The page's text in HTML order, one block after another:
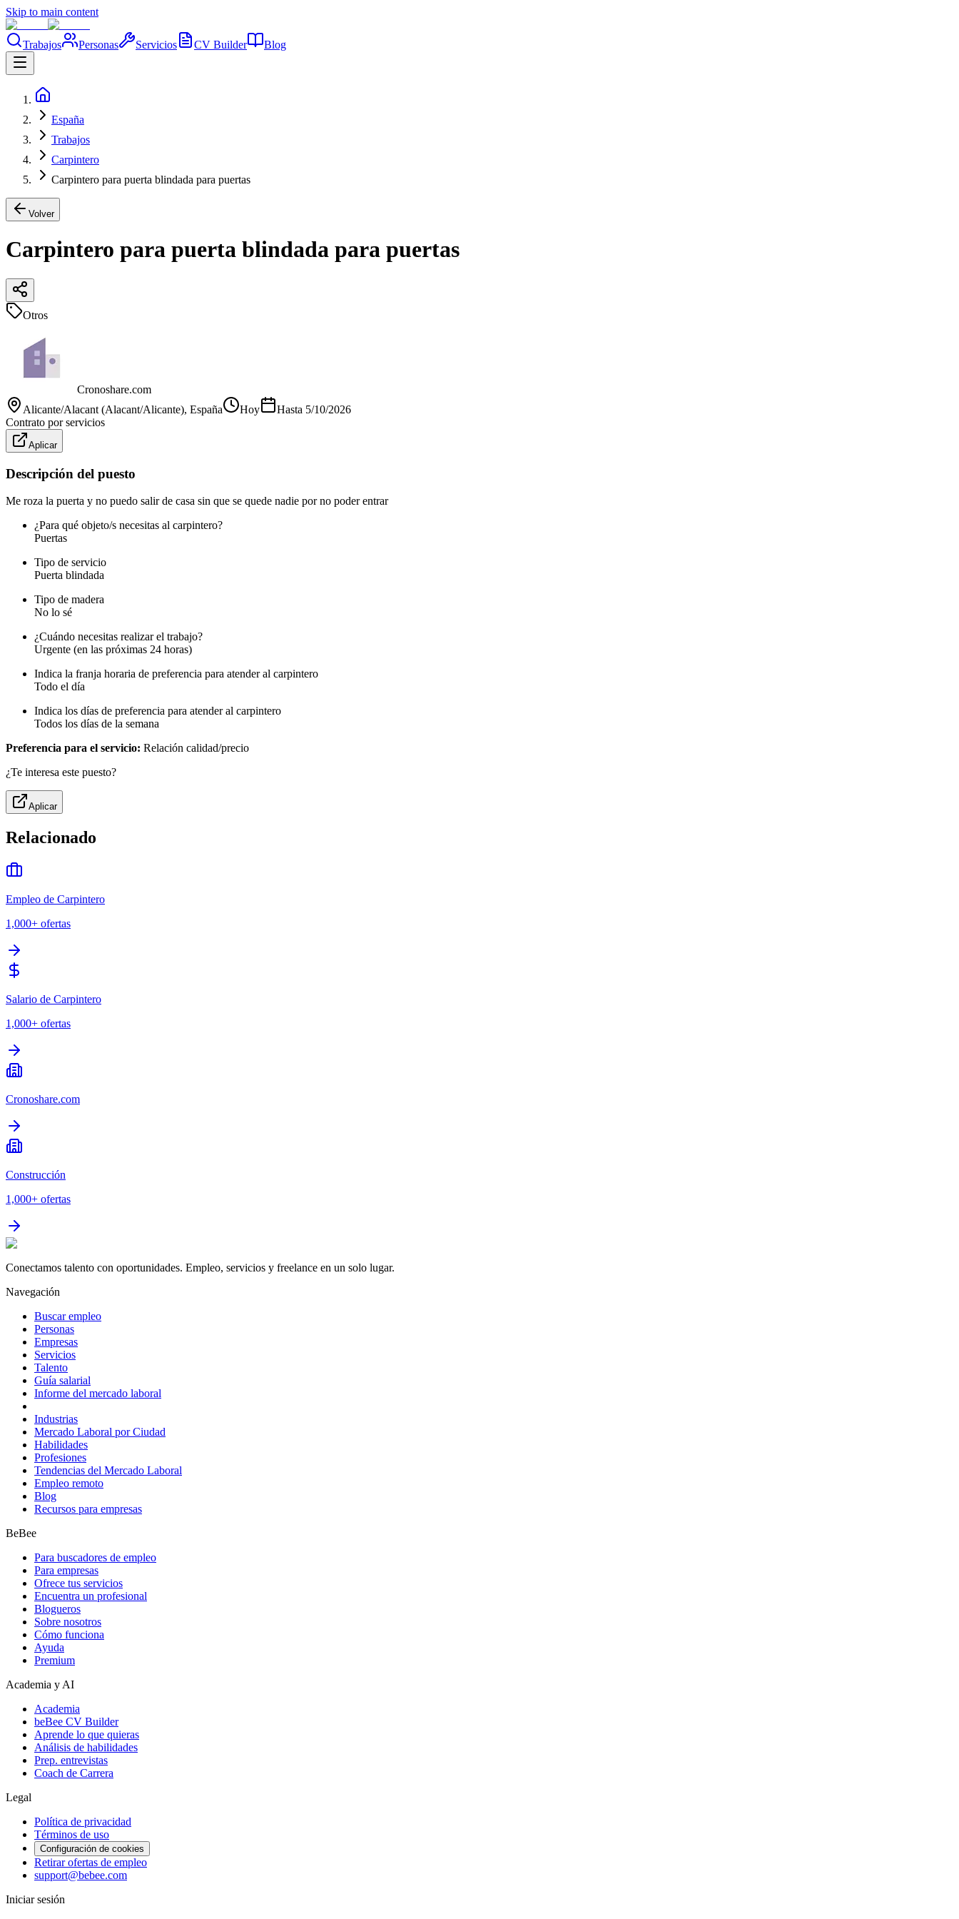
Skip to main content
Trabajos Personas Servicios CV Builder Blog
España
Trabajos
Carpintero
Carpintero para puerta blindada para puertas
Volver
Carpintero para puerta blindada para puertas
Otros
Cronoshare.com
Alicante/Alacant (Alacant/Alicante), España Hoy Hasta 5/10/2026
Contrato por servicios
Aplicar
Descripción del puesto
Me roza la puerta y no puedo salir de casa sin que se quede nadie por no poder entrar
¿Para qué objeto/s necesitas al carpintero?
Puertas
Tipo de servicio
Puerta blindada
Tipo de madera
No lo sé
¿Cuándo necesitas realizar el trabajo?
Urgente (en las próximas 24 horas)
Indica la franja horaria de preferencia para atender al carpintero
Todo el día
Indica los días de preferencia para atender al carpintero
Todos los días de la semana
Preferencia para el servicio: Relación calidad/precio
¿Te interesa este puesto?
Aplicar
Relacionado
Empleo de Carpintero
1,000+ ofertas
Salario de Carpintero
1,000+ ofertas
Cronoshare.com
Construcción
1,000+ ofertas
Conectamos talento con oportunidades. Empleo, servicios y freelance en un solo lugar.
Navegación
Buscar empleo
Personas
Empresas
Servicios
Talento
Guía salarial
Informe del mercado laboral
Industrias
Mercado Laboral por Ciudad
Habilidades
Profesiones
Tendencias del Mercado Laboral
Empleo remoto
Blog
Recursos para empresas
BeBee
Para buscadores de empleo
Para empresas
Ofrece tus servicios
Encuentra un profesional
Blogueros
Sobre nosotros
Cómo funciona
Ayuda
Premium
Academia y AI
Academia
beBee CV Builder
Aprende lo que quieras
Análisis de habilidades
Prep. entrevistas
Coach de Carrera
Legal
Política de privacidad
Términos de uso
Configuración de cookies
Retirar ofertas de empleo
support@bebee.com
Iniciar sesión